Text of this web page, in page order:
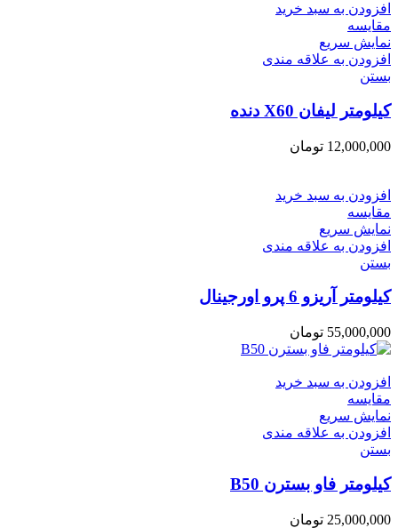
افزودن به سبد خرید
مقایسه
نمایش سریع
افزودن به علاقه مندی
بستن
کیلومتر لیفان X60 دنده
12,000,000 تومان
افزودن به سبد خرید
مقایسه
نمایش سریع
افزودن به علاقه مندی
بستن
کیلومتر آریزو 6 پرو اورجینال
55,000,000 تومان
افزودن به سبد خرید
مقایسه
نمایش سریع
افزودن به علاقه مندی
بستن
کیلومتر فاو بسترن B50
25,000,000 تومان